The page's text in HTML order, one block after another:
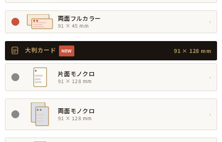
両面フルカラー
91 × 45 mm
›
大判カード NEW 91 × 128 mm
片面モノクロ
91 × 128 mm
›
両面モノクロ
91 × 128 mm
›